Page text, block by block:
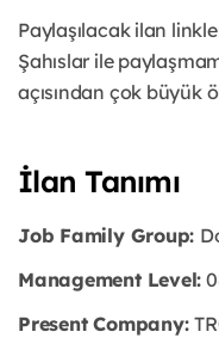
Paylaşılacak ilan
Şahıslar ile
açısından çok büyük
İlan Tanımı
Job Family Group:
Management Level:
Present Company: